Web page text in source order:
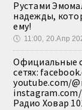
Рустами
надежды,
ему!
🕔 11:00, 20.Апр
Официальные
сетях:
youtube.com/
Радио Ховар